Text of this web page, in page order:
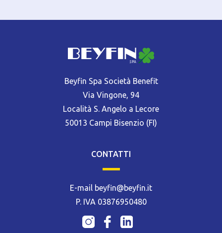
Beyfin Spa Società Benefit
Via Vingone, 94
Località S. Angelo a Lecore
50013 Campi Bisenzio (FI)
CONTATTI
E-mail beyfin@beyfin.it
P. IVA 03876950480